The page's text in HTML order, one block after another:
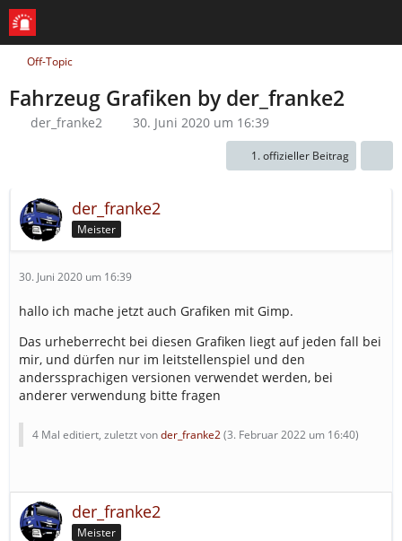
Off-Topic
Fahrzeug Grafiken by der_franke2
der_franke2 30. Juni 2020 um 16:39
1. offizieller Beitrag
der_franke2
Meister
30. Juni 2020 um 16:39
hallo ich mache jetzt auch Grafiken mit Gimp.
Das urheberrecht bei diesen Grafiken liegt auf jeden fall bei
mir, und dürfen nur im leitstellenspiel und den
anderssprachigen versionen verwendet werden, bei
anderer verwendung bitte fragen
4 Mal editiert, zuletzt vonder_franke2(3. Februar 2022 um 16:40)
der_franke2
Meister